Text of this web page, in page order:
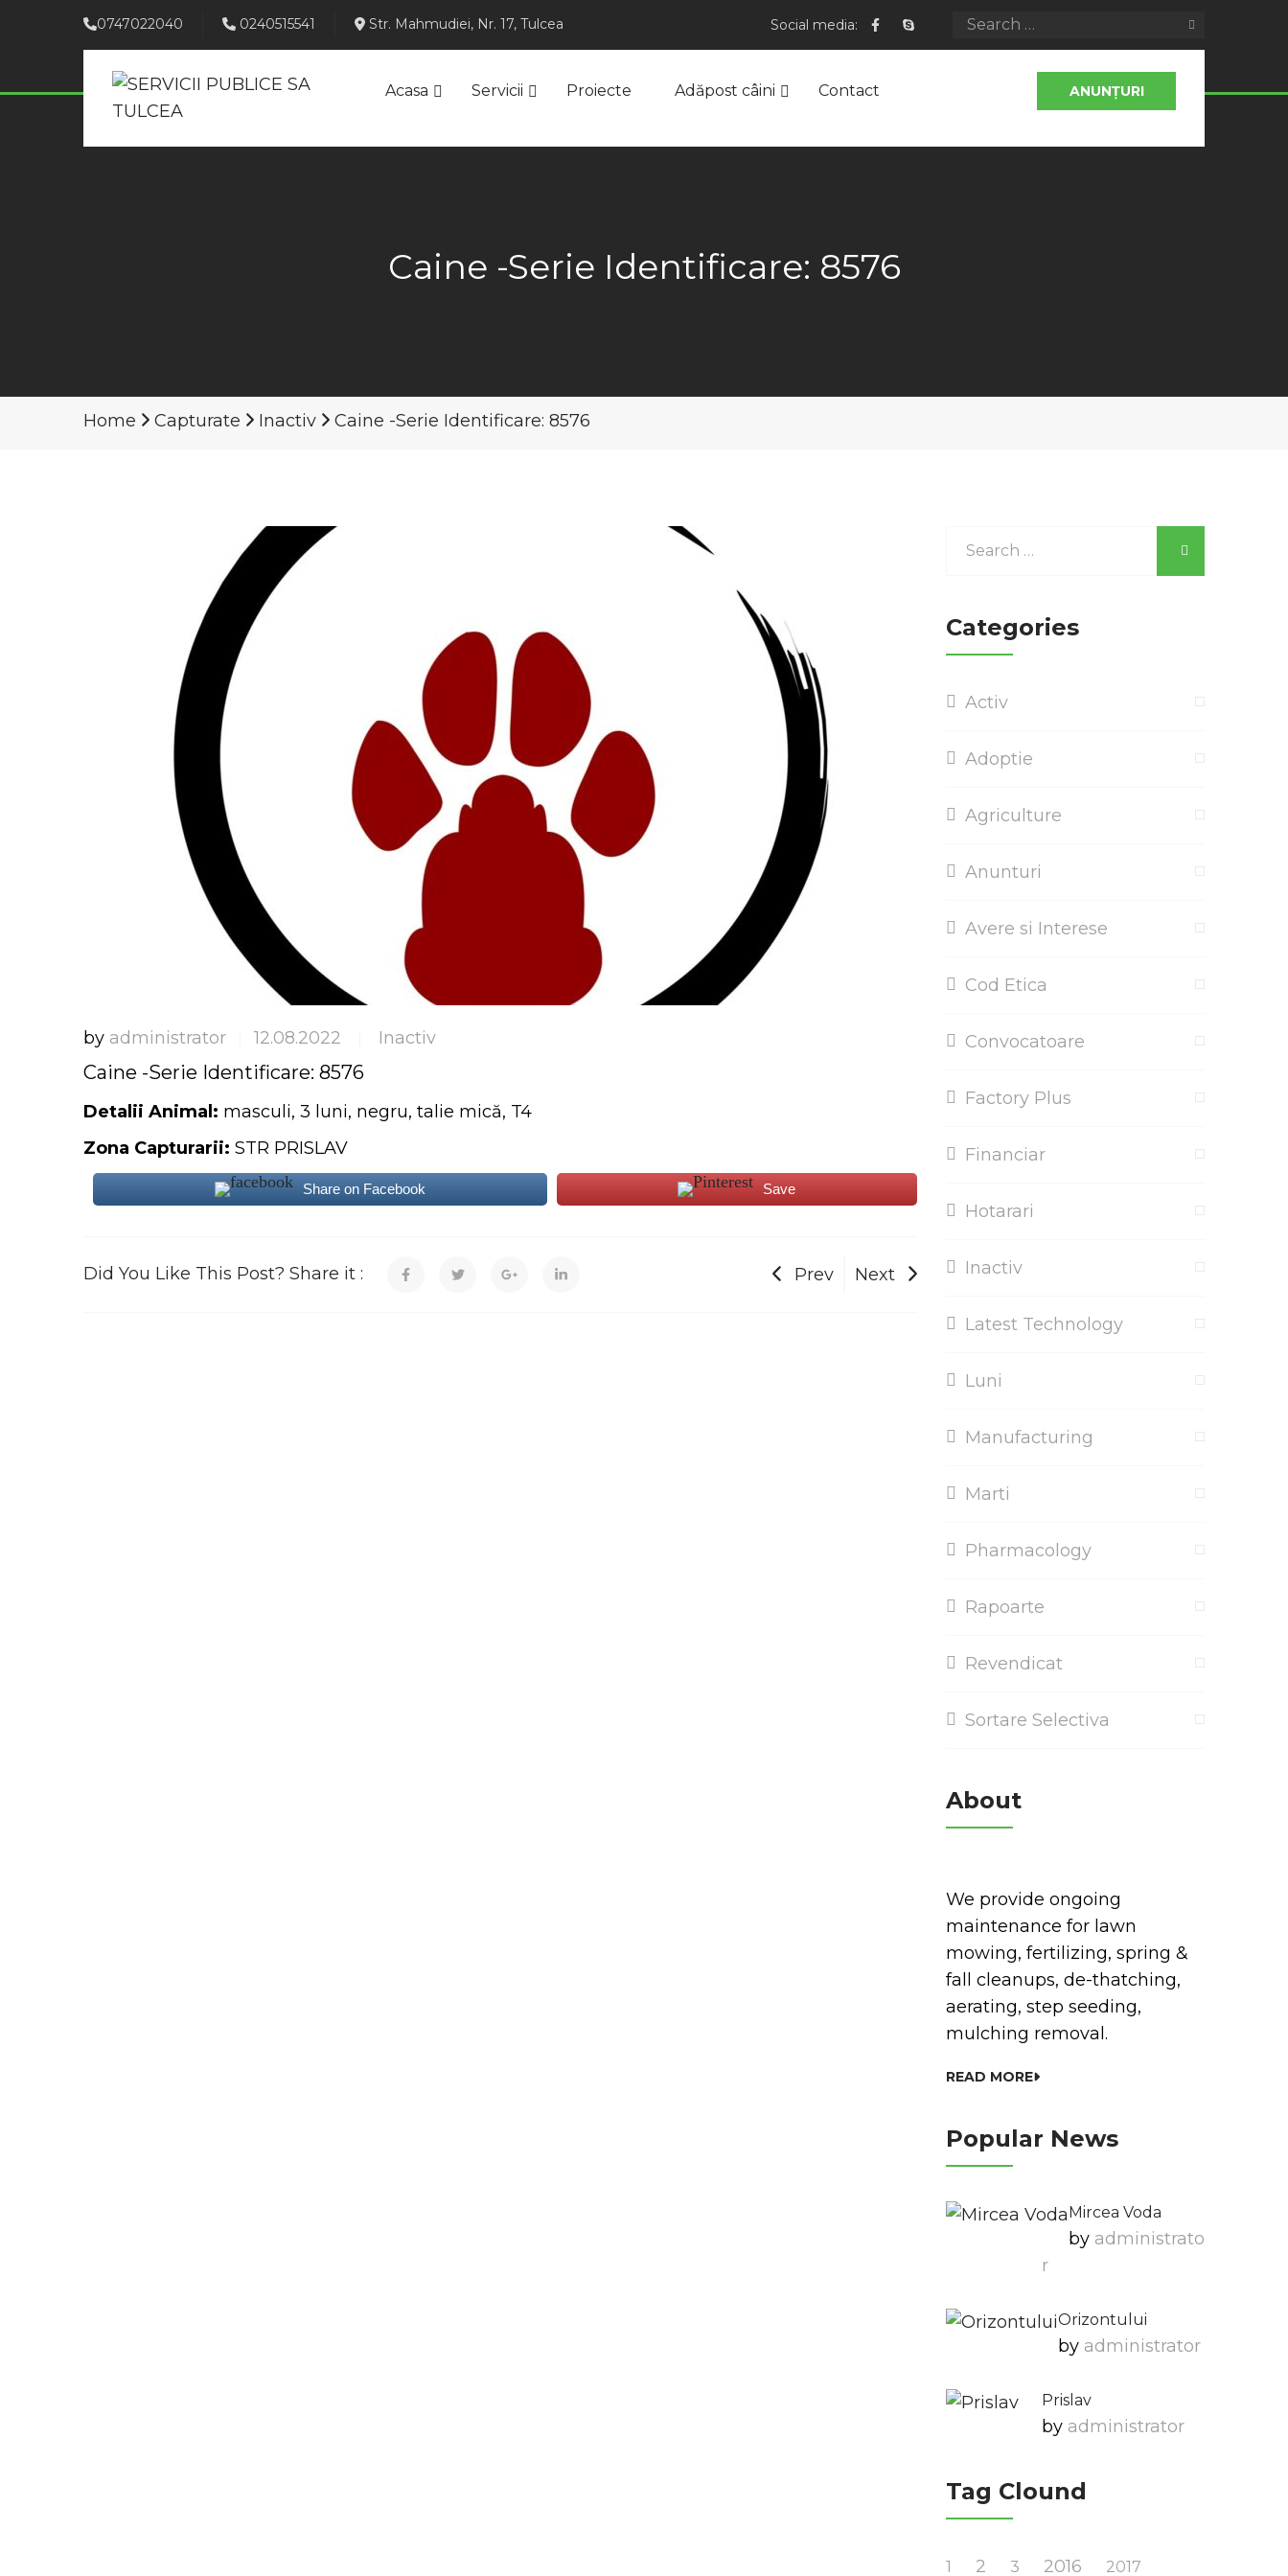
0747022040 0240515541 Str. Mahmudiei, Nr. 17, Tulcea Social media:
Acasa Servicii Proiecte Adăpost câini Contact ANUNȚURI
Caine -Serie Identificare: 8576
Home Capturate Inactiv Caine -Serie Identificare: 8576
by administrator 12.08.2022 Inactiv
Caine -Serie Identificare: 8576
Detalii Animal: masculi, 3 luni, negru, talie mică, T4
Zona Capturarii: STR PRISLAV
Share on Facebook Save
Did You Like This Post? Share it : Prev Next
Categories
Activ
Adoptie
Agriculture
Anunturi
Avere si Interese
Cod Etica
Convocatoare
Factory Plus
Financiar
Hotarari
Inactiv
Latest Technology
Luni
Manufacturing
Marti
Pharmacology
Rapoarte
Revendicat
Sortare Selectiva
About
We provide ongoing
maintenance for lawn
mowing, fertilizing, spring &
fall cleanups, de-thatching,
aerating, step seeding,
mulching removal.
READ MORE
Popular News
Mircea Voda
by Administrato
R
Orizontului
by Administrator
Prislav
by Administrator
Tag Clound
1 2 3 2016 2017